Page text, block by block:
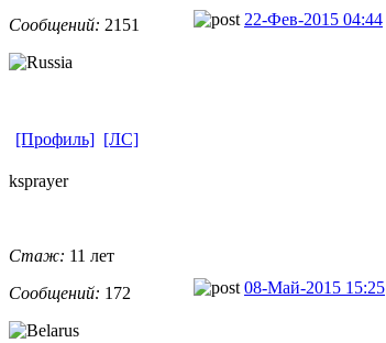
Сообщений: 2151 22-Фев-2015 04:44
[Профиль] [ЛС]
ksprayer
Стаж: 11 лет
Сообщений: 172 08-Май-2015 15:25